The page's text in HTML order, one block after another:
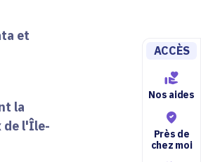
ACCÈS
Nos aides
Près de
chez moi
et
la
de l'Île-